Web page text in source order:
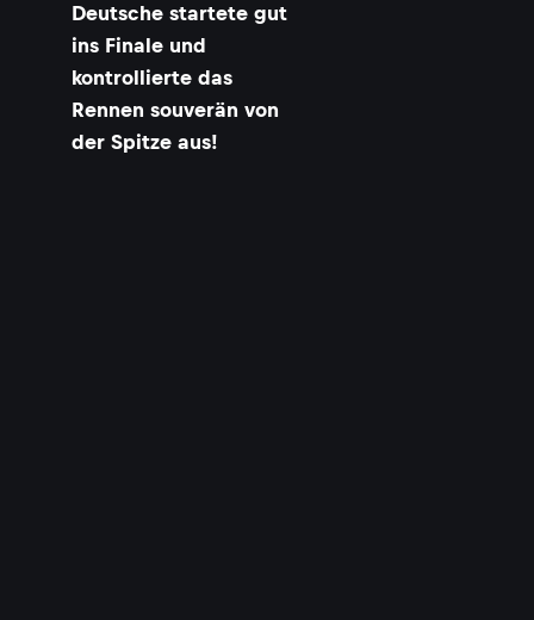
Deutsche startete gut
ins Finale und
kontrollierte das
Rennen souverän von
der Spitze aus!